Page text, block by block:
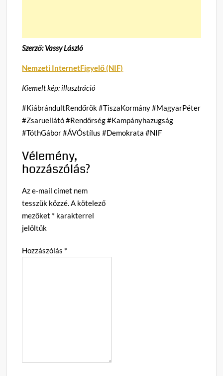
Szerző: Vassy László
Nemzeti InternetFigyelő (NIF)
Kiemelt kép: illusztráció
#KiábrándultRendőrök #TiszaKormány #MagyarPéter
#Zsaruellátó #Rendőrség #Kampányhazugság
#TóthGábor #ÁVÓstílus #Demokrata #NIF
Vélemény,
hozzászólás?
Az e-mail címet nem
tesszük közzé.A kötelező
mezőket * karakterrel
jelöltük
Hozzászólás *